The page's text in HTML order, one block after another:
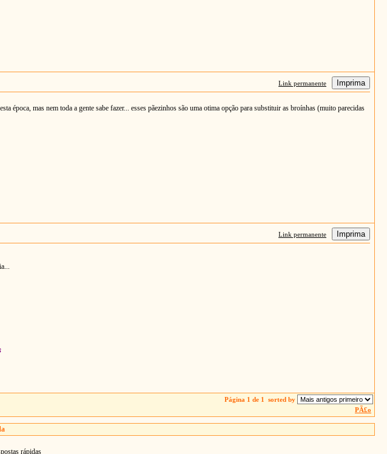
Link permanente Imprima
época, mas nem toda a gente sabe fazer... esses pãezinhos são uma otima opção para substituir as broínhas (muito parecidas
Link permanente Imprima
Página 1 de 1
sorted by
PÃ£o
rápidas